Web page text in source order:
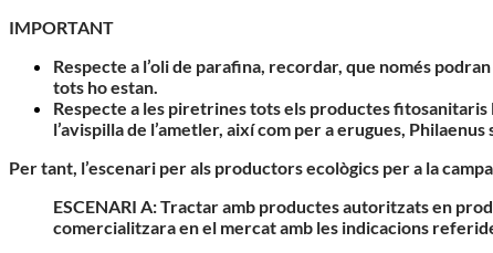
IMPORTANT
Respecte a l’oli de parafina, recordar, que només
tots ho estan.
Respecte a les piretrinestots els productes fitosanitaris
l’avispilla de l’ametler, així com per a erugues,
Per tant, l’escenari per als productors ecològics per a la
ESCENARI A:Tractar amb productes autoritzats en
comercialitzara en el mercat amb les indicacions